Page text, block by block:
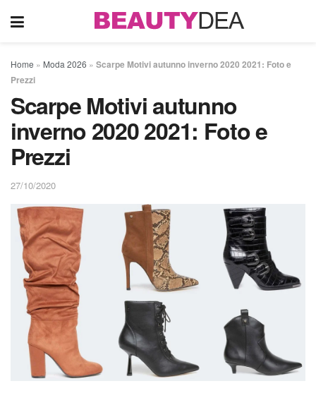
Home » Moda 2026 » Scarpe Motivi autunno inverno 2020 2021: Foto e
Prezzi
Scarpe Motivi autunno
inverno 2020 2021: Foto e
Prezzi
27/10/2020